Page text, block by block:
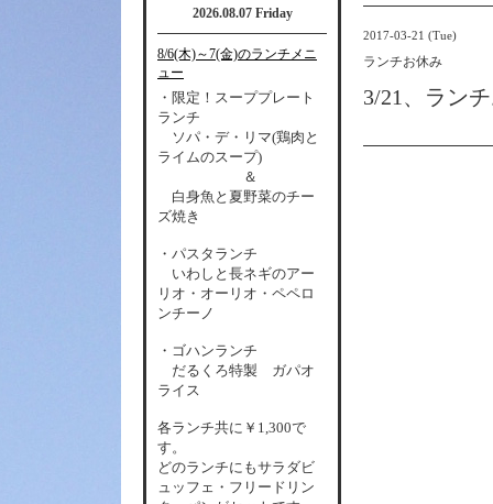
2017-03-21 (Tue)
ランチお休み
3/21、ラン
2026.08.07 Friday
8/6(木)～7(金)のランチメニ
ュー
・限定！スーププレート
ランチ
ソパ・デ・リマ(鶏肉と
ライムのスープ)
＆
白身魚と夏野菜のチー
ズ焼き
・パスタランチ
いわしと長ネギのアー
リオ・オーリオ・ペペロ
ンチーノ
・ゴハンランチ
だるくろ特製 ガパオ
ライス
各ランチ共に￥1,300で
す。
どのランチにもサラダビ
ュッフェ・フリードリン